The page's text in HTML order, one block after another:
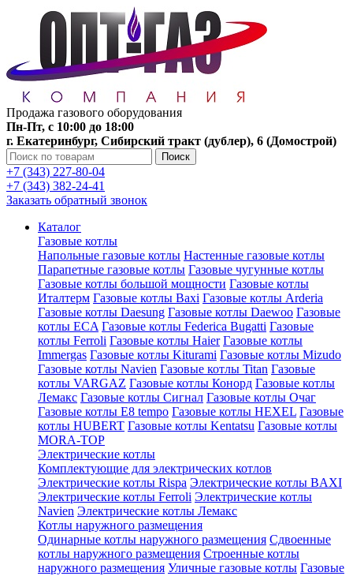
Продажа газового оборудования
Пн-Пт, с 10:00 до 18:00
г. Екатеринбург, Сибирский тракт (дублер), 6 (Домострой)
Поиск
+7 (343) 227-80-04
+7 (343) 382-24-41
Заказать обратный звонок
Каталог
Газовые котлы
Напольные газовые котлы Настенные газовые котлы
Парапетные газовые котлы Газовые чугунные котлы
Газовые котлы большой мощности Газовые котлы
Италтерм Газовые котлы Baxi Газовые котлы Arderia
Газовые котлы Daesung Газовые котлы Daewoo Газовые
котлы ECA Газовые котлы Federica Bugatti Газовые
котлы Ferroli Газовые котлы Haier Газовые котлы
Immergas Газовые котлы Kiturami Газовые котлы Mizudo
Газовые котлы Navien Газовые котлы Titan Газовые
котлы VARGAZ Газовые котлы Конорд Газовые котлы
Лемакс Газовые котлы Сигнал Газовые котлы Очаг
Газовые котлы E8 tempo Газовые котлы HEXEL Газовые
котлы HUBERT Газовые котлы Kentatsu Газовые котлы
MORA-TOP
Электрические котлы
Комплектующие для электрических котлов
Электрические котлы Rispa Электрические котлы BAXI
Электрические котлы Ferroli Электрические котлы
Navien Электрические котлы Лемакс
Котлы наружного размещения
Одинарные котлы наружного размещения Сдвоенные
котлы наружного размещения Строенные котлы
наружного размещения Уличные газовые котлы Газовые